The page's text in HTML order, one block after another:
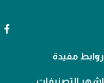
روابط مفيدة